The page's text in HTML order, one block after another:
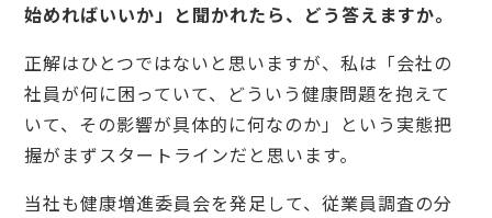
始めればいいか」と聞かれたら、どう答えますか。
正解はひとつではないと思いますが、私は「会社の
社員が何に困っていて、どういう健康問題を抱えて
いて、その影響が具体的に何なのか」という実態把
握がまずスタートラインだと思います。
当社も健康増進委員会を発足して、従業員調査の分